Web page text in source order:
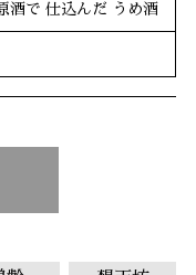
酒で 仕込んだ うめ酒